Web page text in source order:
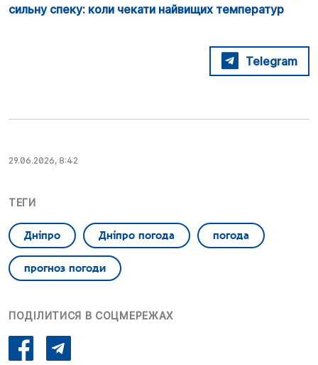
сильну спеку: коли чекати найвищих температур
Telegram
29.06.2026, 8:42
ТЕГИ
Дніпро Дніпро погода погода
прогноз погоди
ПОДІЛИТИСЯ В СОЦМЕРЕЖАХ